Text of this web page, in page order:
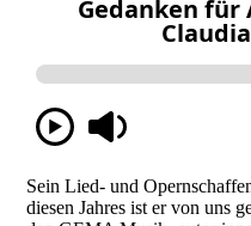
Sein Lied- und
diesen Jahres ist er von uns